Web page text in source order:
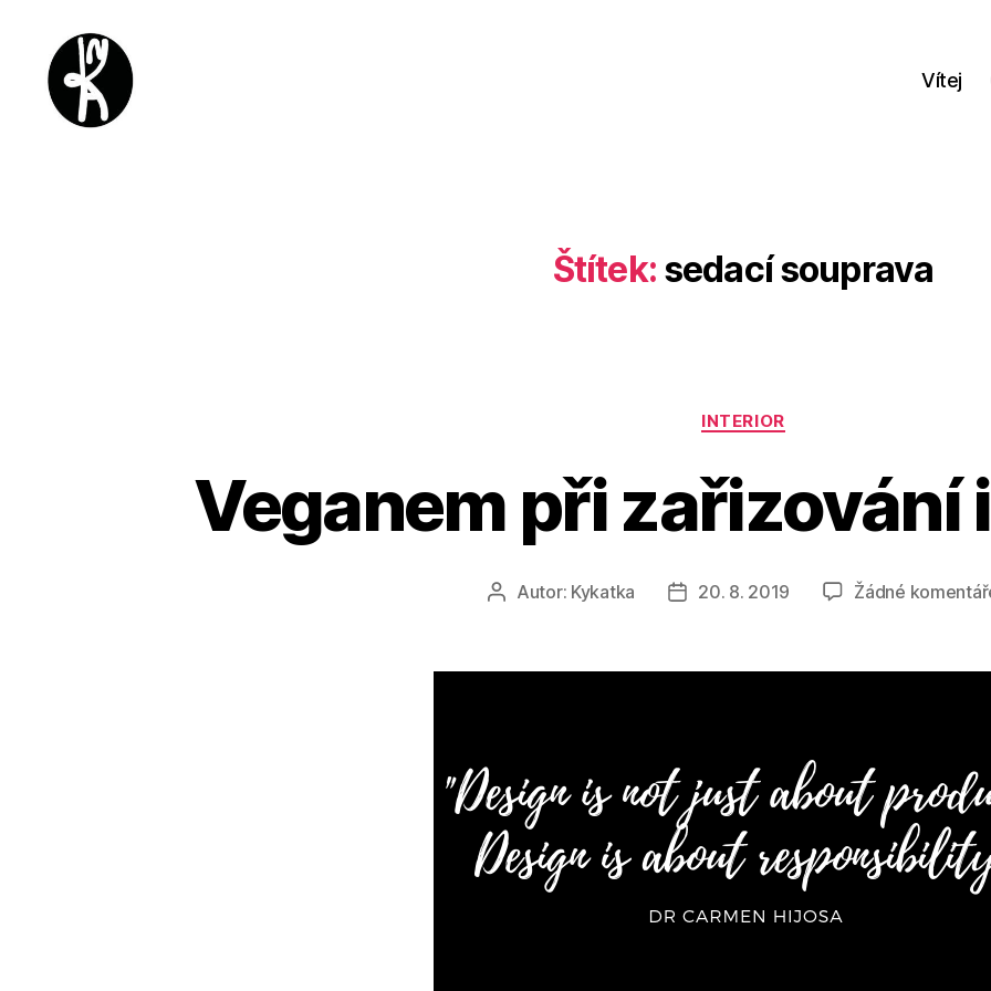
Vítej
Štítek: sedací souprava
Rubriky
INTERIOR
Veganem při zařizování
AutorAutor: Kykatka
Datum20. 8. 2019 Žádné